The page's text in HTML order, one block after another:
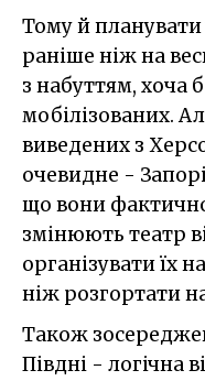
Тому й
раніше ніж на
з набуттям, хоча
мобілізованих.
виведених з
очевидне -
що вони
змінюють театр
організувати їх
ніж розгортати
Також
Півдні - логічна